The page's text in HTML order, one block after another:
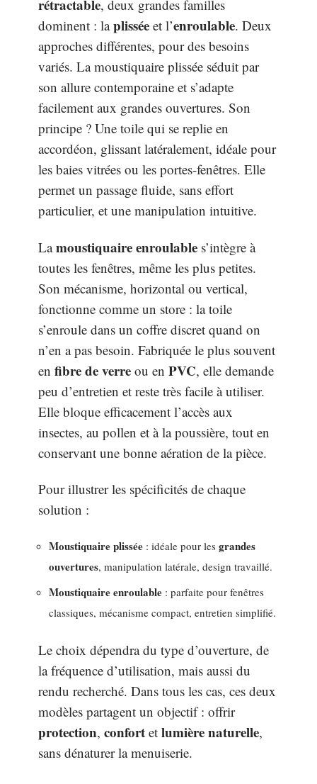
rétractable, deux grandes familles
dominent : laplissée et l’enroulable. Deux
approches différentes, pour des besoins
variés. La moustiquaire plissée séduit par
son allure contemporaine et s’adapte
facilement aux grandes ouvertures. Son
principe ? Une toile qui se replie en
accordéon, glissant latéralement, idéale pour
les baies vitrées ou les portes-fenêtres. Elle
permet un passage fluide, sans effort
particulier, et une manipulation intuitive.
Lamoustiquaire enroulable s’intègre à
toutes les fenêtres, même les plus petites.
Son mécanisme, horizontal ou vertical,
fonctionne comme un store : la toile
s’enroule dans un coffre discret quand on
n’en a pas besoin. Fabriquée le plus souvent
en fibre de verre ou en PVC, elle demande
peu d’entretien et reste très facile à utiliser.
Elle bloque efficacement l’accès aux
insectes, au pollen et à la poussière, tout en
conservant une bonne aération de la pièce.
Pour illustrer les spécificités de chaque
solution :
Moustiquaire plissée : idéale pour les grandes
ouvertures, manipulation latérale, design travaillé.
Moustiquaire enroulable : parfaite pour fenêtres
classiques, mécanisme compact, entretien simplifié.
Le choix dépendra du type d’ouverture, de
la fréquence d’utilisation, mais aussi du
rendu recherché. Dans tous les cas, ces deux
modèles partagent un objectif : offrir
protection, confort et lumière naturelle,
sans dénaturer la menuiserie.